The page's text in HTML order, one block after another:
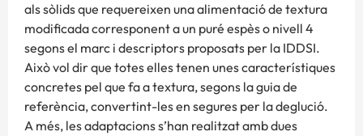
als sòlids que requereixen una alimentació de textura
modificada corresponent a un puré espès o nivell 4
segons el marc i descriptors proposats per la IDDSI.
Això vol dir que totes elles tenen unes característiques
concretes pel que fa a textura, segons la guia de
referència, convertint-les en segures per la deglució.
A més, les adaptacions s’han realitzat amb dues